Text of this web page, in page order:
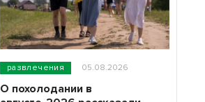
развлечения 05.08.2026
О похолодании в